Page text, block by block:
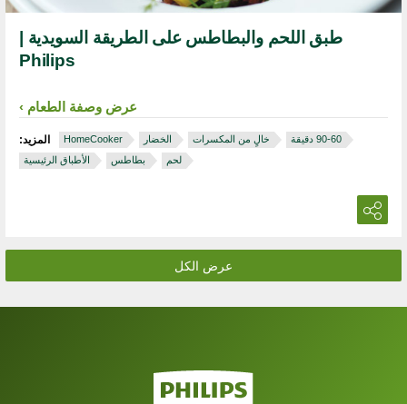
طبق اللحم والبطاطس على الطريقة السويدية |
Philips
عرض وصفة الطعام
المزيد: HomeCooker الخضار خالٍ من المكسرات
الأطباق الرئيسية
بطاطس لحم
عرض الكل